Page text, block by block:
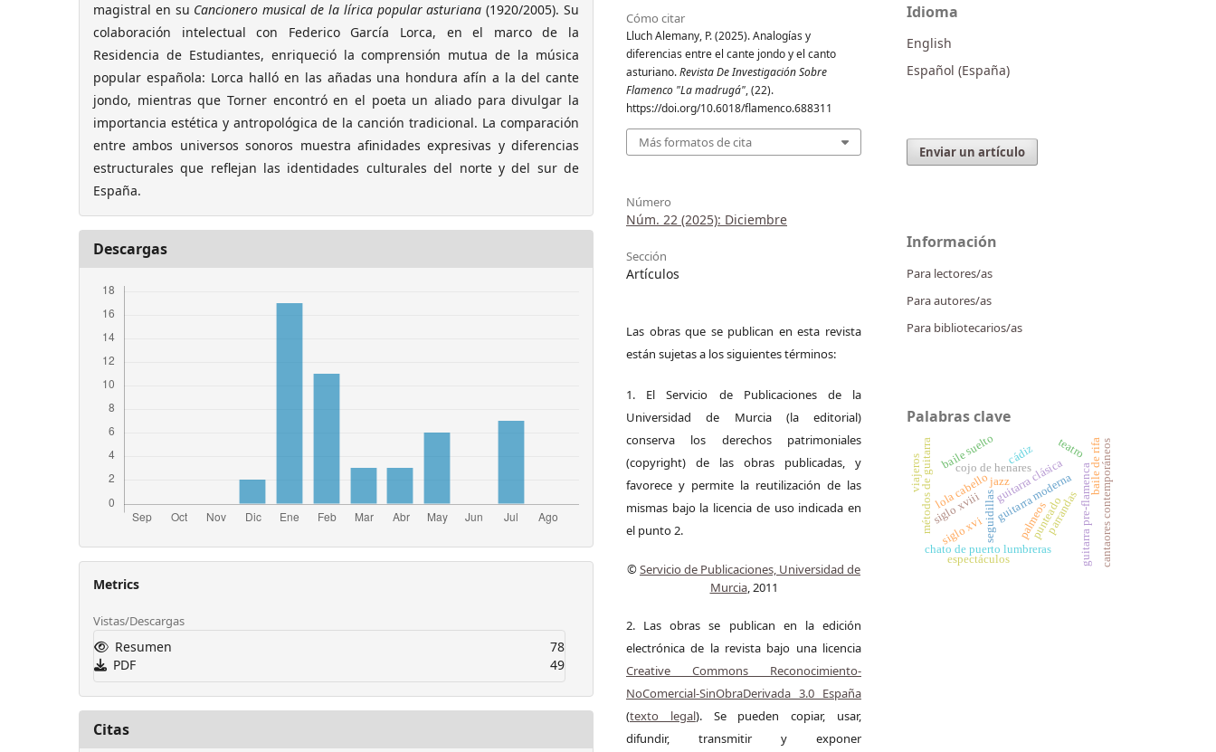
magistral en su Cancionero musical de la lírica popular asturiana (1920/2005). Su
colaboración intelectual con Federico García Lorca, en el marco de la
Residencia de Estudiantes, enriqueció la comprensión mutua de la música
popular española: Lorca halló en las añadas una hondura afín a la del cante
jondo, mientras que Torner encontró en el poeta un aliado para divulgar la
importancia estética y antropológica de la canción tradicional. La comparación
entre ambos universos sonoros muestra afinidades expresivas y diferencias
estructurales que reflejan las identidades culturales del norte y del sur de
España.
Descargas
Metrics
Vistas/Descargas
Resumen
78
PDF
49
Citas
Cómo citar
Lluch Alemany, P. (2025). Analogías y
diferencias entre el cante jondo y el canto
asturiano.Revista De Investigación Sobre
Flamenco "La madrugá", (22).
https://doi.org/10.6018/flamenco.688311
Más formatos de cita
Número
Núm. 22 (2025): Diciembre
Sección
Artículos
Las obras que se publican en esta revista
están sujetas a los siguientes términos:
1. El Servicio de Publicaciones de la
Universidad de Murcia (la editorial)
conserva los derechos patrimoniales
(copyright) de las obras publicadas, y
favorece y permite la reutilización de las
mismas bajo la licencia de uso indicada en
el punto 2.
©Servicio de Publicaciones, Universidad de
Murcia, 2011
2. Las obras se publican en la edición
electrónica de la revista bajo una licencia
Creative Commons Reconocimiento-
NoComercial-SinObraDerivada 3.0 España
(texto legal). Se pueden copiar, usar,
difundir, transmitir y exponer
Idioma
English
Español (España)
Enviar un artículo
Información
Para lectores/as
Para autores/as
Para bibliotecarios/as
Palabras clave
lola cabelloguitarra clásica
parrandas
seguidillas
chato de puerto lumbreras
cojo de henares guitarra pre-flamenca
guitarra moderna
punteado
baile suelto
métodos de guitarrasiglo xviii
cádiz
viajeros baile de rifa
jazz cantaores contemporáneos
espectáculos
teatro
palmeos
siglo xvi